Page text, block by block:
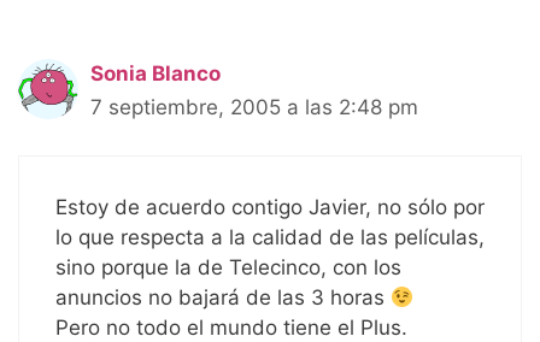
Sonia Blanco
7 septiembre, 2005 a las 2:48 pm
Estoy de acuerdo contigo Javier, no sólo por
lo que respecta a la calidad de las películas,
sino porque la de Telecinco, con los
anuncios no bajará de las 3 horas
Pero no todo el mundo tiene el Plus.